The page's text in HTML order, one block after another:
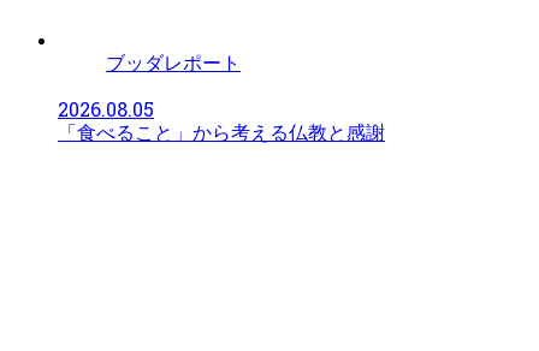
ブッダレポート
2026.08.05
「食べること」から考える仏教と感謝